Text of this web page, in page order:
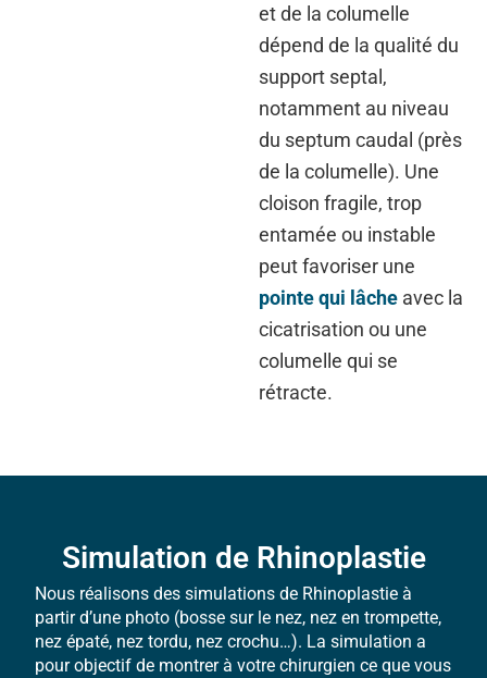
et de la columelle
dépend de la qualité du
support septal,
notamment au niveau
du septum caudal (près
de la columelle). Une
cloison fragile, trop
entamée ou instable
peut favoriser une
pointe qui lâche avec la
cicatrisation ou une
columelle qui se
rétracte.
Simulation de Rhinoplastie
Nous réalisons des simulations de Rhinoplastie à
partir d’une photo (bosse sur le nez, nez en trompette,
nez épaté, nez tordu, nez crochu…). La simulation a
pour objectif de montrer à votre chirurgien ce que vous